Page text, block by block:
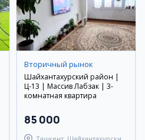
Вторичный рынок
Шайхантахурский район |
Ц-13 | Массив Лабзак | 3-
комнатная квартира
85 000